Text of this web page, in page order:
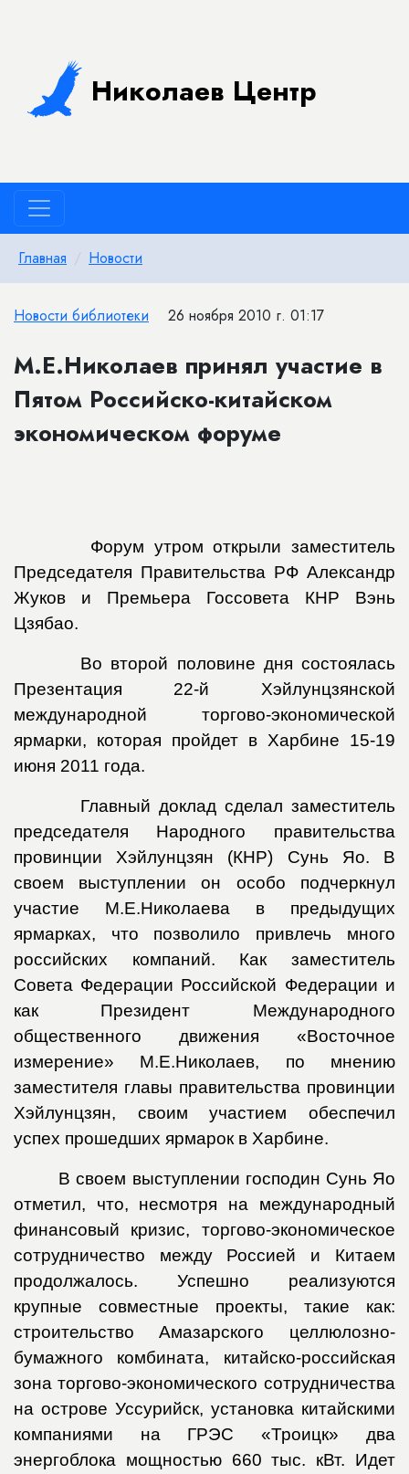
Николаев Центр
Главная Новости
Новости библиотеки 26 ноября 2010 г. 01:17
М.Е.Николаев принял участие в
Пятом Российско-китайском
экономическом форуме
Форум утром открыли заместитель
Председателя Правительства РФ Александр
Жуков и Премьера Госсовета КНР Вэнь
Цзябао.
Во второй половине дня состоялась
Презентация 22-й Хэйлунцзянской
международной торгово-экономической
ярмарки, которая пройдет в Харбине 15-19
июня 2011 года.
Главный доклад сделал заместитель
председателя Народного правительства
провинции Хэйлунцзян (КНР) Сунь Яо. В
своем выступлении он особо подчеркнул
участие М.Е.Николаева в предыдущих
ярмарках, что позволило привлечь много
российских компаний. Как заместитель
Совета Федерации Российской Федерации и
как Президент Международного
общественного движения «Восточное
измерение» М.Е.Николаев, по мнению
заместителя главы правительства провинции
Хэйлунцзян, своим участием обеспечил
успех прошедших ярмарок в Харбине.
В своем выступлении господин Сунь Яо
отметил, что, несмотря на международный
финансовый кризис, торгово-экономическое
сотрудничество между Россией и Китаем
продолжалось. Успешно реализуются
крупные совместные проекты, такие как:
строительство Амазарского целлюлозно-
бумажного комбината, китайско-российская
зона торгово-экономического сотрудничества
на острове Уссурийск, установка китайскими
компаниями на ГРЭС «Троицк» два
энергоблока мощностью 660 тыс. кВт. Идет